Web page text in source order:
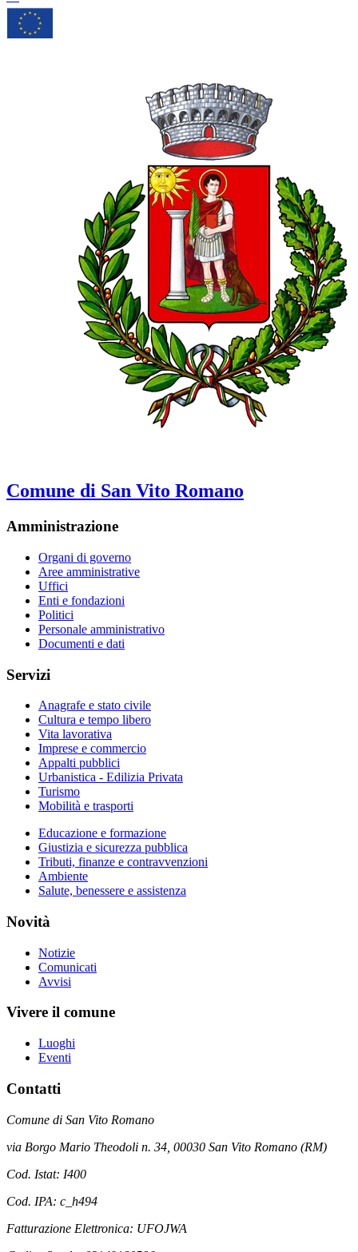
Comune di San Vito Romano
Amministrazione
Organi di governo
Aree amministrative
Uffici
Enti e fondazioni
Politici
Personale amministrativo
Documenti e dati
Servizi
Anagrafe e stato civile
Cultura e tempo libero
Vita lavorativa
Imprese e commercio
Appalti pubblici
Urbanistica - Edilizia Privata
Turismo
Mobilità e trasporti
Educazione e formazione
Giustizia e sicurezza pubblica
Tributi, finanze e contravvenzioni
Ambiente
Salute, benessere e assistenza
Novità
Notizie
Comunicati
Avvisi
Vivere il comune
Luoghi
Eventi
Contatti
Comune di San Vito Romano
via Borgo Mario Theodoli n. 34, 00030 San Vito Romano (RM)
Cod. Istat: I400
Cod. IPA: c_h494
Fatturazione Elettronica: UFOJWA